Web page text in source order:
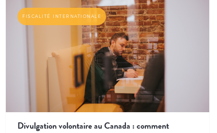
FISCALITÉ INTERNATIONALE
Divulgation volontaire au Canada : comment